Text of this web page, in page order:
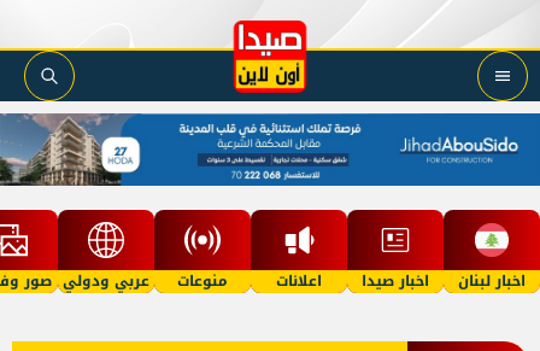
اخبار لبنان اخبار صيدا اعلانات منوعات عربي ودولي صور